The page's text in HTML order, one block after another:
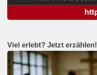
Viel erlebt? Jetzt erzählen!